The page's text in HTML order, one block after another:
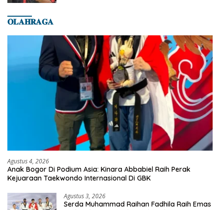
𝐎𝐋𝐀𝐇𝐑𝐀𝐆𝐀
Agustus 4, 2026
Anak Bogor Di Podium Asia: Kinara Abbabiel Raih Perak
Kejuaraan Taekwondo Internasional Di GBK
Agustus 3, 2026
Serda Muhammad Raihan Fadhila Raih Emas